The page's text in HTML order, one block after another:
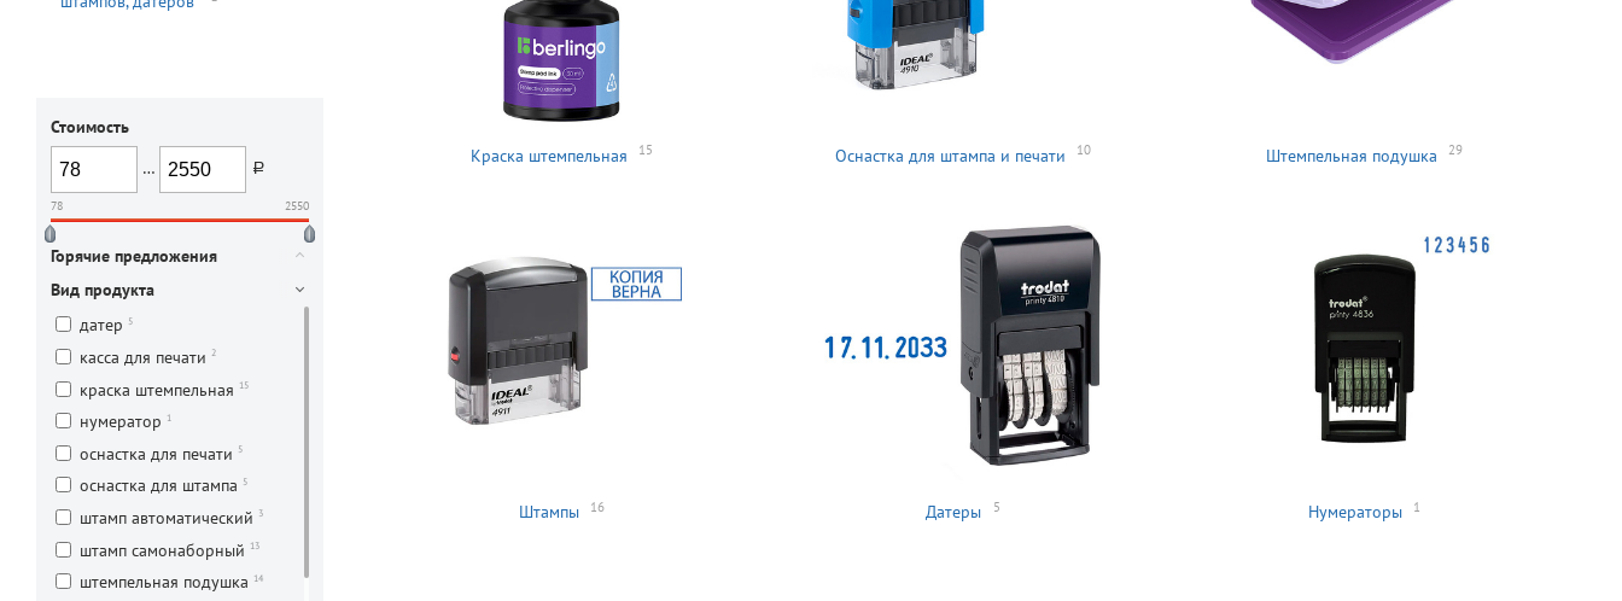
Стоимость
…
руб.
78 2550
Горячие предложения
Вид продукта
датер 5
касса для печати 2
краска штемпельная 15
нумератор 1
оснастка для печати 5
оснастка для штампа 5
штамп автоматический 3
штамп самонаборный 13
штемпельная подушка 14
Краска штемпельная 15 Оснастка для штампа и печати 10 Штемпельная подушка 29
Штампы 16 Датеры 5 Нумераторы 1